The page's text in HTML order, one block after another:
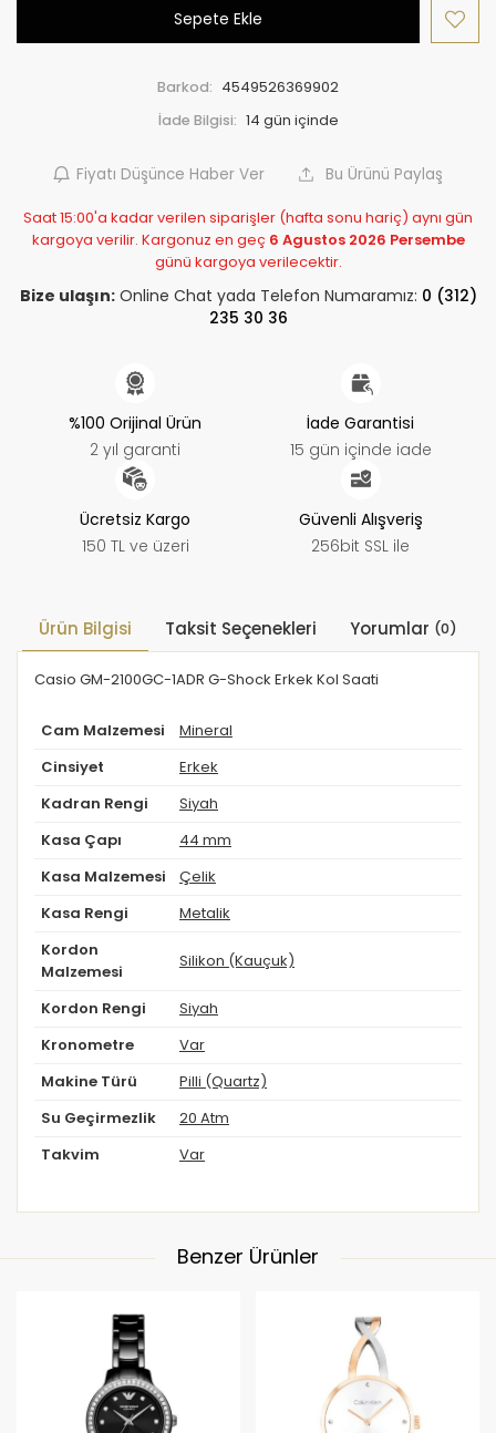
Sepete Ekle
Barkod: 4549526369902
İade Bilgisi:
Fiyatı Düşünce Haber Ver Bu Ürünü Paylaş
Saat 15:00'a kadar verilen siparişler (hafta sonu hariç) aynı gün
kargoya verilir. Kargonuz en geç 6 Agustos 2026 Persembe
günü kargoya verilecektir.
Bize ulaşın:Online Chat yada Telefon Numaramız: 0 (312)
235 30 36
%100 Orijinal Ürün
2 yıl garanti
İade Garantisi
15 gün içinde iade
Ücretsiz Kargo
150 TL ve üzeri
Güvenli Alışveriş
256bit SSL ile
Ürün Bilgisi Taksit Seçenekleri Yorumlar (0)
Casio GM-2100GC-1ADR G-Shock Erkek Kol Saati
Cam Malzemesi Mineral
Cinsiyet Erkek
Kadran Rengi Siyah
Kasa Çapı 44 mm
Kasa Malzemesi Çelik
Kasa Rengi Metalik
Kordon
Malzemesi
Silikon (Kauçuk)
Kordon Rengi Siyah
Kronometre Var
Makine Türü Pilli (Quartz)
Su Geçirmezlik 20 Atm
Takvim Var
Benzer Ürünler